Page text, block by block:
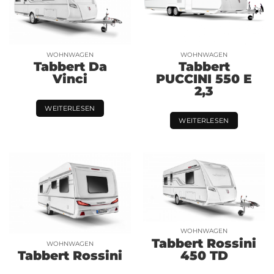
WOHNWAGEN
Tabbert Da
Vinci
WEITERLESEN
WOHNWAGEN
Tabbert
PUCCINI 550 E
2,3
WEITERLESEN
WOHNWAGEN
Tabbert Rossini
WOHNWAGEN
Tabbert Rossini
450 TD